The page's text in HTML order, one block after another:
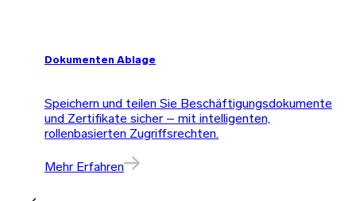
Dokumenten Ablage
Speichern und teilen Sie Beschäftigungsdokumente
und Zertifikate sicher – mit intelligenten,
rollenbasierten Zugriffsrechten.
Mehr Erfahren